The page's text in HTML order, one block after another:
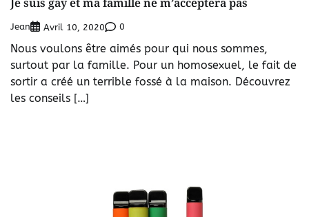
Jean Avril 10, 2020 0
Nous voulons être aimés pour qui nous sommes,
surtout par la famille. Pour un homosexuel, le fait de
sortir a créé un terrible fossé à la maison. Découvrez
les conseils […]